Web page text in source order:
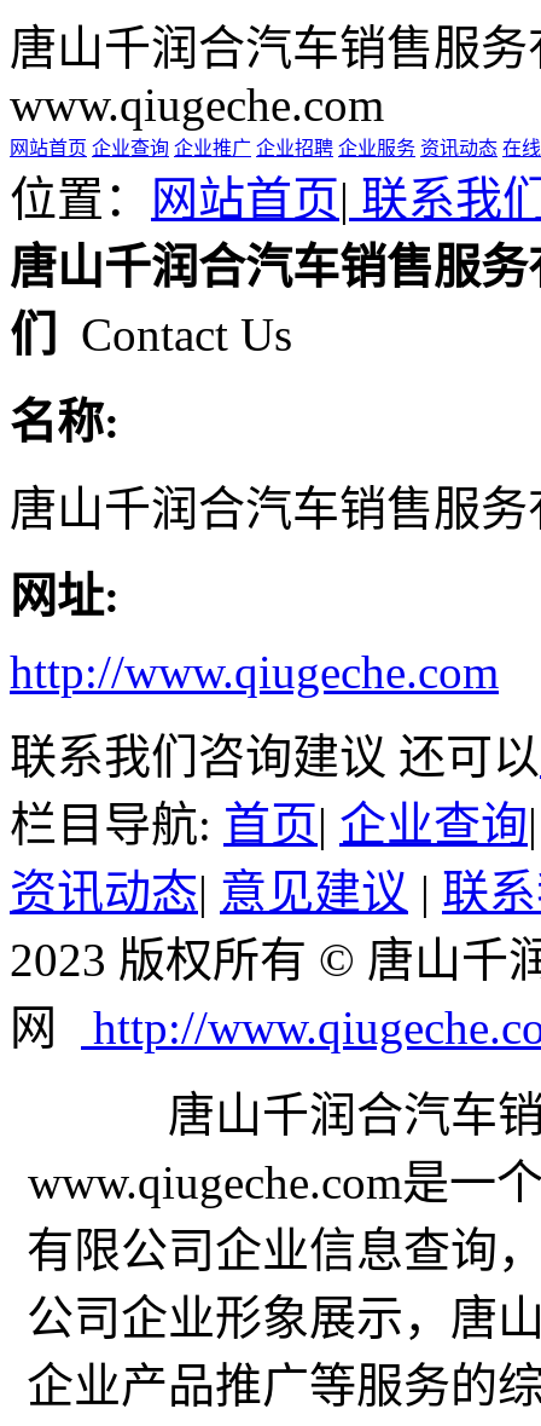
唐山千润合汽车销售服
www.qiugeche.com
网站首页 企业查询 企业推广 企业招聘 企业服务 资讯动态 在
位置： 网站首页| 联系我
唐山千润合汽车销售服
们
Contact Us
名称:
唐山千润合汽车销售服
网址:
http://www.qiugeche.com
联系我们咨询建议 还可以
栏目导航: 首页| 企业查询
资讯动态| 意见建议 | 联
2023 版权所有 © 唐山千
网
http://
唐山千润合汽车
www.qiugeche.com是一
有限公司企业信息查询
公司企业形象展示，唐
企业产品推广等服务的